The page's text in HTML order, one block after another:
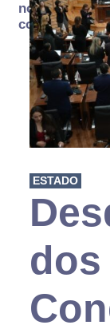
no se
consume
ESTADO
dos